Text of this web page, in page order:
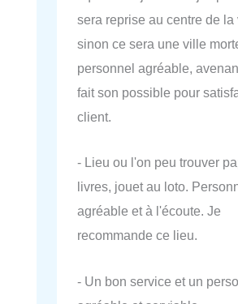
sera reprise au centre de la
sinon ce sera une ville
personnel agréable,
fait son possible pour
client.
- Lieu ou l'on peu trouver
livres, jouet au loto.
agréable et à l'écoute. Je
recommande ce lieu.
- Un bon service et un